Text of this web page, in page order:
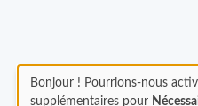
Bonjour ! Pourrions-nous
supplémentaires pour